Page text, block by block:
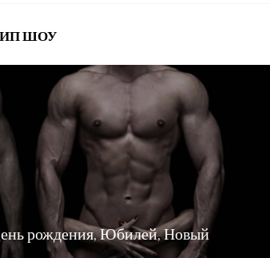
ШОУ
рождения, Юбилей, Новый